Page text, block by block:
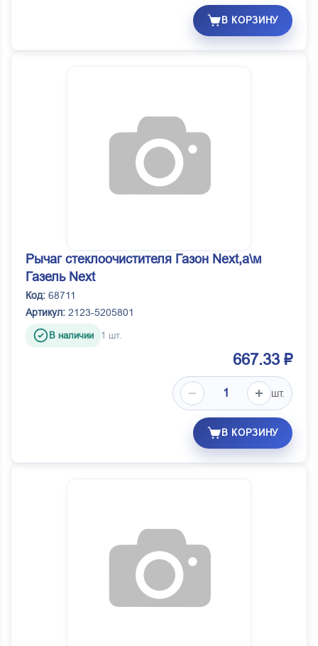
В КОРЗИНУ
Рычаг стеклоочистителя Газон Next,а\м
Газель Next
Код: 68711
Артикул: 2123-5205801
В наличии 1 шт.
667.33 ₽
шт.
В КОРЗИНУ